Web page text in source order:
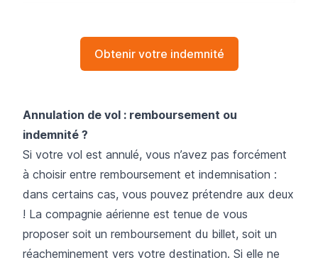
Obtenir votre indemnité
Annulation de vol : remboursement ou
indemnité ?
Si votre vol est annulé, vous n’avez pas forcément
à choisir entre remboursement et indemnisation :
dans certains cas, vous pouvez prétendre aux deux
! La compagnie aérienne est tenue de vous
proposer soit un remboursement du billet, soit un
réacheminement vers votre destination. Si elle ne